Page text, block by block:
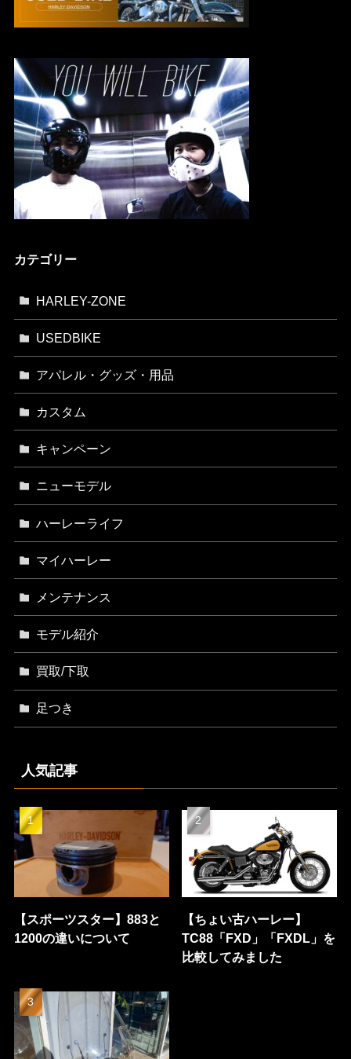
カテゴリー
HARLEY-ZONE
USEDBIKE
アパレル・グッズ・用品
カスタム
キャンペーン
ニューモデル
ハーレーライフ
マイハーレー
メンテナンス
モデル紹介
買取/下取
足つき
人気記事
【スポーツスター】883と
1200の違いについて
【ちょい古ハーレー】
TC88「FXD」「FXDL」を
比較してみました